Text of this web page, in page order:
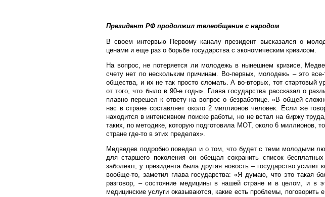
Президент РФ продолжил телеобщение с народом
В своем интервью Первому каналу президент высказался о
ценами и еще раз о борьбе государства с экономическим кризисом.
На вопрос, не потеряется ли молодежь в нынешнем кризисе,
счету нет по нескольким причинам. Во-первых, молодежь – это
общества, и их не так просто сломать. А во-вторых, тот стартовый
от того, что было в 90-е годы». Глава государства рассказал о
плавно перешел к ответу на вопрос о безработице. «В общей
нас в стране составляет около 2 миллионов человек. Если же
находится в интенсивном поиске работы, но не встал на биржу
таких, по методике, которую подготовила МОТ, около 6 миллионов,
стране где-то в этих пределах».
Медведев подробно поведал и о том, что будет с теми молодыми
для старшего поколения он обещал сохранить список
заболеют, у президента была другая новость – государство усилит
вообще-то, заметил глава государства: «Я думаю, что это такая
разговор, – состояние медицины в нашей стране и в целом, и в
медицинские услуги оказываются, какие есть проблемы,